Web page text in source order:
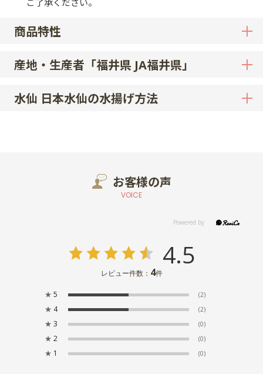
商品特性
産地・生産者「福井県 JA福井県」
水仙 日本水仙の水揚げ方法
お客様の声
VOICE
4.5
レビュー件数： 4件
★ 5 (2)
★ 4 (2)
★ 3 (0)
★ 2 (0)
★ 1 (0)